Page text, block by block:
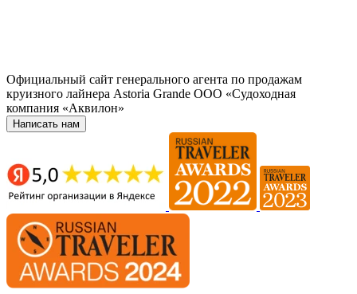
Официальный сайт генерального агента по продажам
круизного лайнера Astoria Grande ООО «Судоходная
компания «Аквилон»
Написать нам